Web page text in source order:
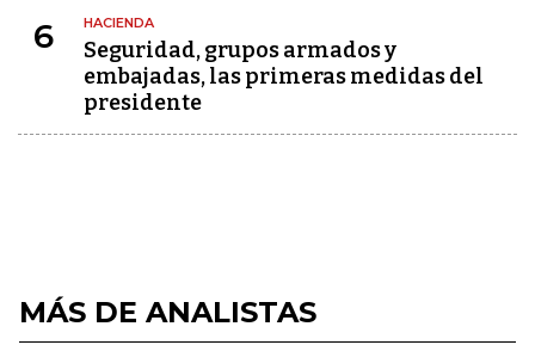
6 HACIENDA
Seguridad, grupos armados y
embajadas, las primeras medidas del
presidente
MÁS DE ANALISTAS